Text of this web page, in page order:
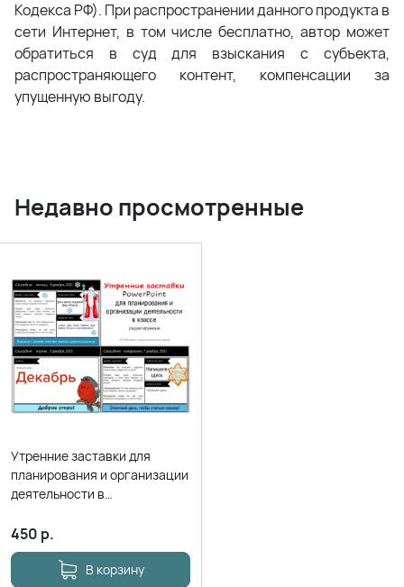
Кодекса РФ). При распространении данного продукта в
сети Интернет, в том числе бесплатно, автор может
обратиться в суд для взыскания с субъекта,
распространяющего контент, компенсации за
упущенную выгоду.
Недавно просмотренные
Утренние заставки для
планирования и организации
деятельности в
450 р.
В корзину